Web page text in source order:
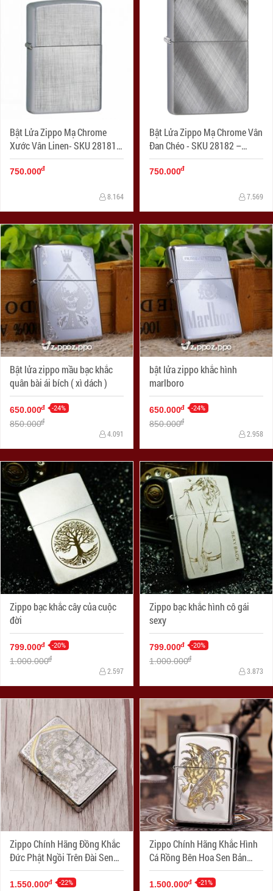
Bật Lửa Zippo Mạ Chrome
Xước Vân Linen- SKU 28181 –
Zippo Linen Weave
750.000đ
8.164
Bật Lửa Zippo Mạ Chrome Vân
Đan Chéo - SKU 28182 –
Zippo Diagonal Weave
750.000đ
7.569
Bật lửa zippo mầu bạc khắc
quân bài ái bích ( xì dách )
650.000đ -24%
850.000đ
4.091
bật lửa zippo khắc hình
marlboro
650.000đ -24%
850.000đ
2.958
Zippo bạc khắc cây của cuộc
đời
799.000đ -20%
1.000.000đ
2.597
Zippo bạc khắc hình cô gái
sexy
799.000đ -20%
1.000.000đ
3.873
Zippo Chính Hãng Đồng Khắc
Đức Phật Ngồi Trên Đài Sen
Hoa Văn Tinh Tế Bản Chorme
1.550.000đ -22%
Zippo Chính Hãng Khắc Hình
Cá Rồng Bên Hoa Sen Bản
Choerm
1.500.000đ -21%